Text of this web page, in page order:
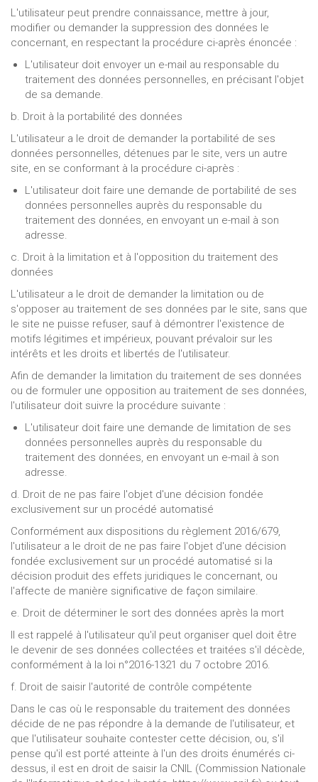
L'utilisateur peut prendre connaissance, mettre à jour,
modifier ou demander la suppression des données le
concernant, en respectant la procédure ci-après énoncée :
L'utilisateur doit envoyer un e-mail au responsable du
traitement des données personnelles, en précisant l'objet
de sa demande.
b. Droit à la portabilité des données
L'utilisateur a le droit de demander la portabilité de ses
données personnelles, détenues par le site, vers un autre
site, en se conformant à la procédure ci-après :
L'utilisateur doit faire une demande de portabilité de ses
données personnelles auprès du responsable du
traitement des données, en envoyant un e-mail à son
adresse.
c. Droit à la limitation et à l'opposition du traitement des
données
L'utilisateur a le droit de demander la limitation ou de
s'opposer au traitement de ses données par le site, sans que
le site ne puisse refuser, sauf à démontrer l'existence de
motifs légitimes et impérieux, pouvant prévaloir sur les
intérêts et les droits et libertés de l'utilisateur.
Afin de demander la limitation du traitement de ses données
ou de formuler une opposition au traitement de ses données,
l'utilisateur doit suivre la procédure suivante :
L'utilisateur doit faire une demande de limitation de ses
données personnelles auprès du responsable du
traitement des données, en envoyant un e-mail à son
adresse.
d. Droit de ne pas faire l'objet d'une décision fondée
exclusivement sur un procédé automatisé
Conformément aux dispositions du règlement 2016/679,
l'utilisateur a le droit de ne pas faire l'objet d'une décision
fondée exclusivement sur un procédé automatisé si la
décision produit des effets juridiques le concernant, ou
l'affecte de manière significative de façon similaire.
e. Droit de déterminer le sort des données après la mort
Il est rappelé à l'utilisateur qu'il peut organiser quel doit être
le devenir de ses données collectées et traitées s'il décède,
conformément à la loi n°2016-1321 du 7 octobre 2016.
f. Droit de saisir l'autorité de contrôle compétente
Dans le cas où le responsable du traitement des données
décide de ne pas répondre à la demande de l'utilisateur, et
que l'utilisateur souhaite contester cette décision, ou, s'il
pense qu'il est porté atteinte à l'un des droits énumérés ci-
dessus, il est en droit de saisir la CNIL (Commission Nationale